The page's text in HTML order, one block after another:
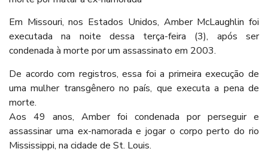
Em Missouri, nos Estados Unidos, Amber McLaughlin foi
executada na noite dessa terça-feira (3), após ser
condenada à morte por um assassinato em 2003.
De acordo com registros, essa foi a primeira execução de
uma mulher transgênero no país, que executa a pena de
morte.
Aos 49 anos, Amber foi condenada por perseguir e
assassinar uma ex-namorada e jogar o corpo perto do rio
Mississippi, na cidade de St. Louis.